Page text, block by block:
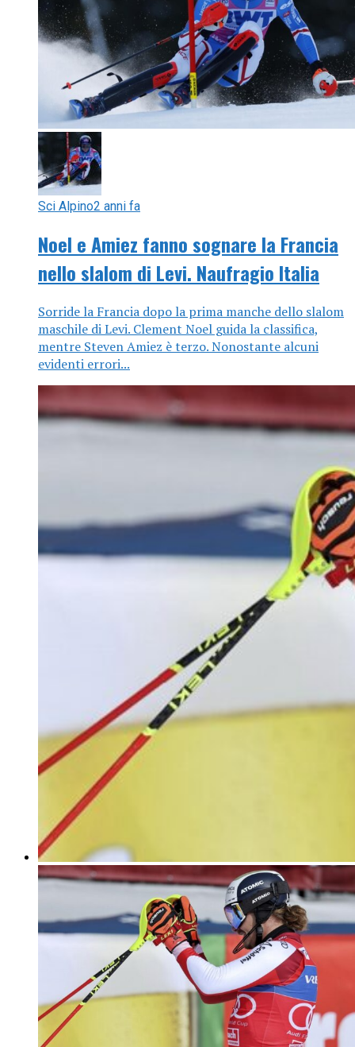
Sci Alpino2 anni fa
Noel e Amiez fanno sognare la Francia
nello slalom di Levi. Naufragio Italia
Sorride la Francia dopo la prima manche dello slalom
maschile di Levi. Clement Noel guida la classifica,
mentre Steven Amiez è terzo. Nonostante alcuni
evidenti errori...